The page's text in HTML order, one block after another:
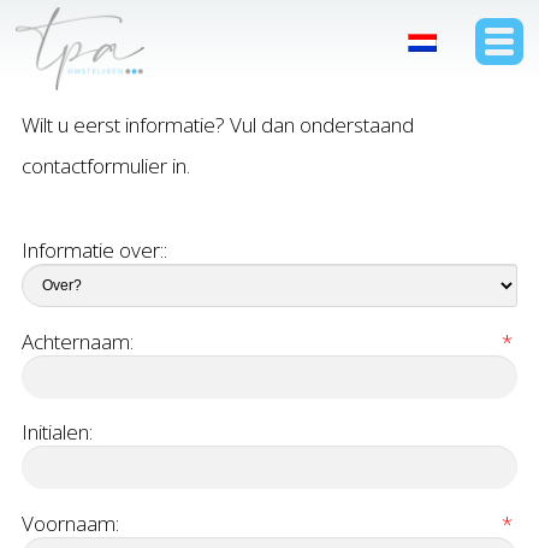
Wilt u eerst informatie? Vul dan onderstaand
contactformulier in.
Informatie over::
Achternaam: *
Initialen:
Voornaam: *